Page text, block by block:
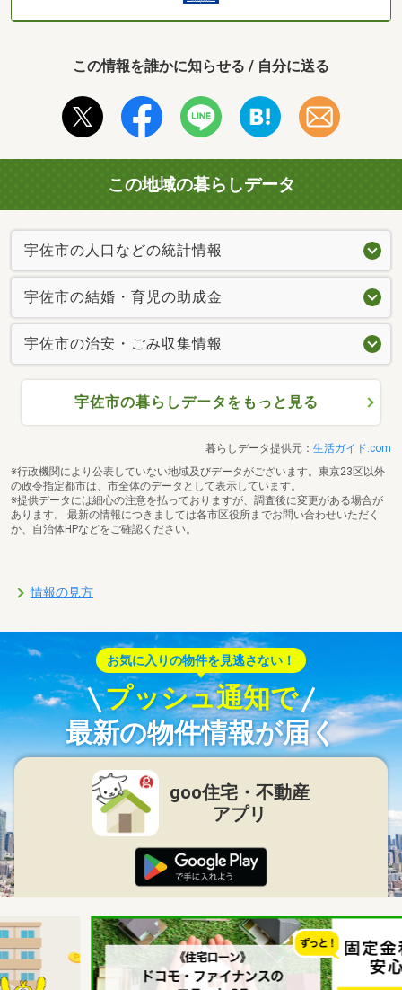
この情報を誰かに知らせる / 自分に送る
この地域の暮らしデータ
宇佐市の人口などの統計情報
宇佐市の結婚・育児の助成金
宇佐市の治安・ごみ収集情報
宇佐市の暮らしデータをもっと見る
暮らしデータ提供元： 生活ガイド.com
※行政機関により公表していない地域及びデータがございます。東京23区以外
の政令指定都市は、市全体のデータとして表示しています。
※提供データには細心の注意を払っておりますが、調査後に変更がある場合が
あります。 最新の情報につきましては各市区役所までお問い合わせいただく
か、自治体HPなどをご確認ください。
情報の見方
お気に入りの物件を見逃さない！
プッシュ通知で
最新の物件情報が届く
goo住宅・不動産
アプリ